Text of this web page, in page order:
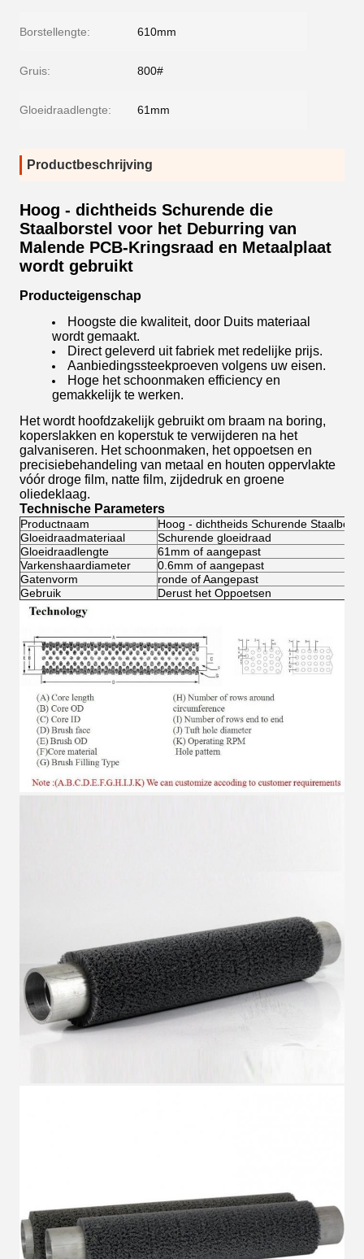
Borstellengte: 610mm
Gruis: 800#
Gloeidraadlengte: 61mm
Productbeschrijving
Hoog - dichtheids Schurende die
Staalborstel voor het Deburring van
Malende PCB-Kringsraad en Metaalplaat
wordt gebruikt
Producteigenschap
Hoogste die kwaliteit, door Duits materiaal
wordt gemaakt.
Direct geleverd uit fabriek met redelijke prijs.
Aanbiedingssteekproeven volgens uw eisen.
Hoge het schoonmaken efficiency en
gemakkelijk te werken.
Het wordt hoofdzakelijk gebruikt om braam na boring,
koperslakken en koperstuk te verwijderen na het
galvaniseren. Het schoonmaken, het oppoetsen en
precisiebehandeling van metaal en houten oppervlakte
vóór droge film, natte film, zijdedruk en groene
oliedeklaag.
Technische Parameters
Productnaam
Hoog - dichtheids Schurende
Gloeidraadmateriaal
Schurende gloeidraad
Gloeidraadlengte
61mm of aangepast
Varkenshaardiameter
0.6mm of aangepast
Gatenvorm
ronde of Aangepast
Gebruik
Derust het Oppoetsen